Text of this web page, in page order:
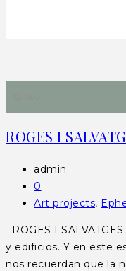
ROGES I
admin
0
Art projects,
ROGES I
y edificios. Y en este
nos recuerdan que la